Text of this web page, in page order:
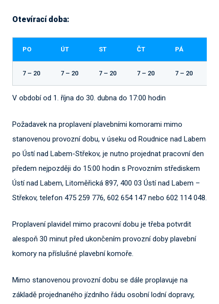
Otevírací doba:
PO ÚT ST ČT PÁ
7 – 20 7 – 20 7 – 20 7 – 20 7 – 20
V období od 1. října do 30. dubna do 17:00 hodin
Požadavek na proplavení plavebními komorami mimo
stanovenou provozní dobu, v úseku od Roudnice nad Labem
po Ústí nad Labem-Střekov, je nutno projednat pracovní den
předem nejpozději do 15:00 hodin s Provozním střediskem
Ústí nad Labem, Litoměřická 897, 400 03 Ústí nad Labem –
Střekov, telefon 475 259 776, 602 654 147 nebo 602 114 048.
Proplavení plavidel mimo pracovní dobu je třeba potvrdit
alespoň 30 minut před ukončením provozní doby plavební
komory na příslušné plavební komoře.
Mimo stanovenou provozní dobu se dále proplavuje na
základě projednaného jízdního řádu osobní lodní dopravy,